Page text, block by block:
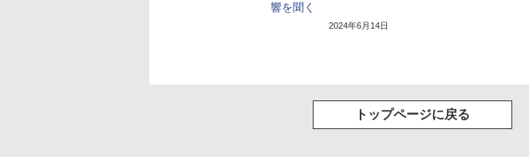
響を聞く
2024年6月14日
トップページに戻る